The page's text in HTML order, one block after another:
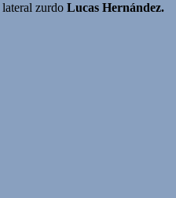
zurdo Lucas Hernández.